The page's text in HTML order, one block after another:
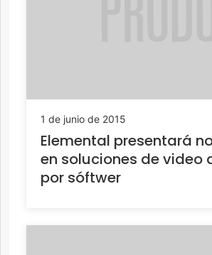
1 de junio de 2015
Elemental presentará
en soluciones de video
por sóftwer